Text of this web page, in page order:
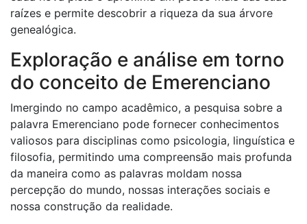
raízes e permite descobrir a riqueza da sua árvore
genealógica.
Exploração e análise em torno
do conceito de Emerenciano
Imergindo no campo acadêmico, a pesquisa sobre a
palavra Emerenciano pode fornecer conhecimentos
valiosos para disciplinas como psicologia, linguística e
filosofia, permitindo uma compreensão mais profunda
da maneira como as palavras moldam nossa
percepção do mundo, nossas interações sociais e
nossa construção da realidade.